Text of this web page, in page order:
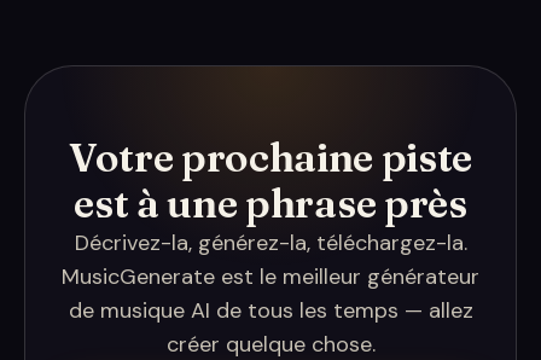
Votre prochaine piste
est à une phrase près
Décrivez-la, générez-la, téléchargez-la.
MusicGenerate est le meilleur générateur
de musique AI de tous les temps — allez
créer quelque chose.